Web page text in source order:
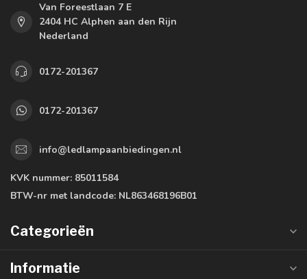
Van Foreestlaan 7 E
2404 HC Alphen aan den Rijn
Nederland
0172-201367
0172-201367
info@ledlampaanbiedingen.nl
KVK nummer: 85011584
BTW-nr met landcode: NL863468196B01
Categorieën
Informatie